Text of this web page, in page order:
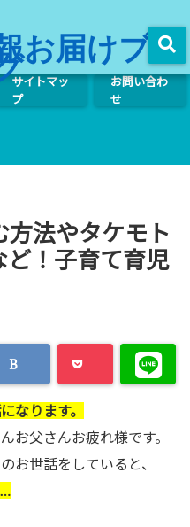
お届けブ
サイトマッ
プ
お問い合わ
せ
法やタケモト
ど！子育て育児
なります。
お父さんお疲れ様です。
お世話をしていると、
…